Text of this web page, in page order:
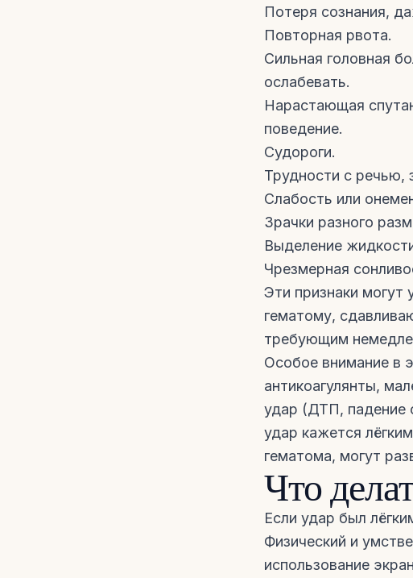
Потеря сознания,
Повторная рвота.
Сильная головная
ослабевать.
Нарастающая
поведение.
Судороги.
Трудности с речью,
Слабость или
Зрачки разного
Выделение
Чрезмерная
Эти признаки могут
гематому,
требующим
Особое внимание в
антикоагулянты,
удар (ДТП, падение
удар кажется
гематома, могут
Что
Если удар был
Физический и
использование